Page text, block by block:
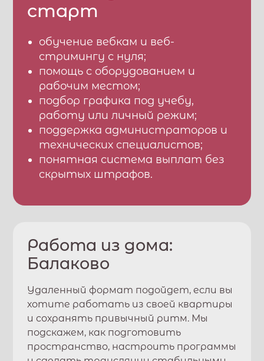
старт
обучение вебкам и веб-
стримингу с нуля;
помощь с оборудованием и
рабочим местом;
подбор графика под учебу,
работу или личный режим;
поддержка администраторов и
технических специалистов;
понятная система выплат без
скрытых штрафов.
Работа из дома:
Балаково
Удаленный формат подойдет, если вы
хотите работать из своей квартиры
и сохранять привычный ритм. Мы
подскажем, как подготовить
пространство, настроить программы